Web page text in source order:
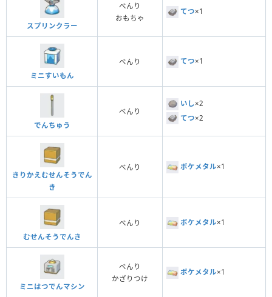
スプリンクラー
べんり
おもちゃ
てつ×1
ミニすいもん
べんり てつ×1
でんちゅう
べんり
いし×2
てつ×2
きりかえむせんそうでん
き
べんり ポケメタル×1
むせんそうでんき
べんり ポケメタル×1
ミニはつでんマシン
べんり
かざりつけ
ポケメタル×1